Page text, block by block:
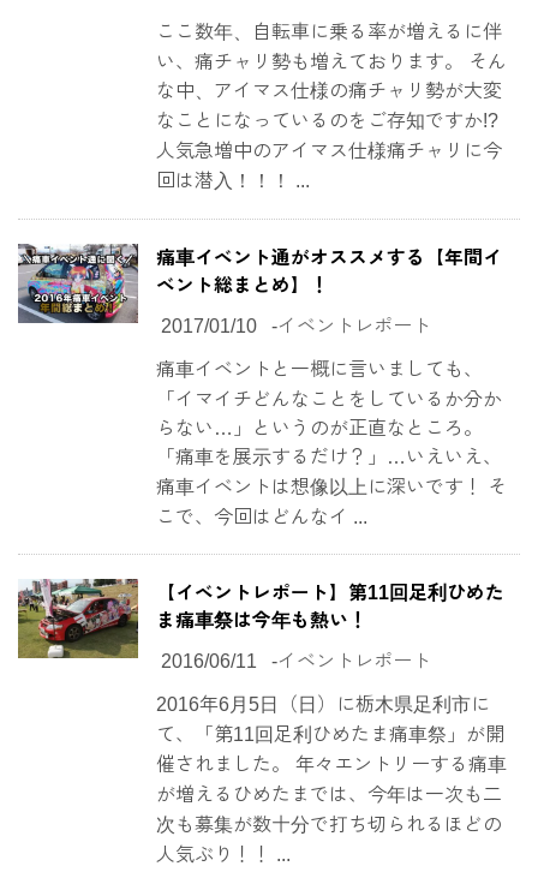
ここ数年、自転車に乗る率が増えるに伴
い、痛チャリ勢も増えております。 そん
な中、アイマス仕様の痛チャリ勢が大変
なことになっているのをご存知ですか!?
人気急増中のアイマス仕様痛チャリに今
回は潜入！！！ ...
痛車イベント通がオススメする【年間イ
ベント総まとめ】！
2017/01/10 -イベントレポート
痛車イベントと一概に言いましても、
「イマイチどんなことをしているか分か
らない…」というのが正直なところ。
「痛車を展示するだけ？」…いえいえ、
痛車イベントは想像以上に深いです！ そ
こで、今回はどんなイ ...
【イベントレポート】第11回足利ひめた
ま痛車祭は今年も熱い！
2016/06/11 -イベントレポート
2016年6月5日（日）に栃木県足利市に
て、「第11回足利ひめたま痛車祭」が開
催されました。 年々エントリーする痛車
が増えるひめたまでは、今年は一次も二
次も募集が数十分で打ち切られるほどの
人気ぶり！！ ...